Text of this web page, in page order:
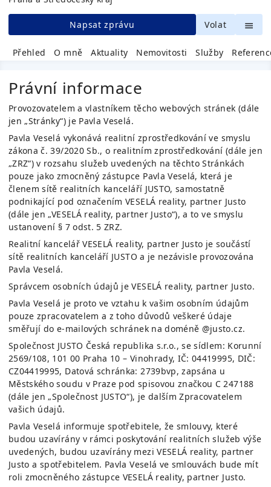
Napsat zprávu Volat
Přehled O mně Aktuality Nemovitosti Služby
Právní informace
Provozovatelem a vlastníkem těcho webových stránek (dále
jen „Stránky“) je Pavla Veselá.
Pavla Veselá vykonává realitní zprostředkování ve smyslu
zákona č. 39/2020 Sb., o realitním zprostředkování (dále jen
„ZRZ“) v rozsahu služeb uvedených na těchto Stránkách
pouze jako zmocněný zástupce Pavla Veselá, která je
členem sítě realitních kanceláří JUSTO, samostatně
podnikající pod označenímVESELÁ reality, partner Justo
(dále jen „VESELÁ reality, partner Justo“), a to ve smyslu
ustanovení § 7 odst. 5 ZRZ.
Realitní kancelářVESELÁ reality, partner Justo je součástí
sítě realitních kanceláří JUSTO a je nezávisle provozována
Pavla Veselá.
Správcem osobních údajů jeVESELÁ reality, partner Justo.
Pavla Veselá je proto ve vztahu k vašim osobním údajům
pouze zpracovatelem a z toho důvodů veškeré údaje
směřují do e-mailových schránek na doméně @justo.cz.
Společnost JUSTO Česká republika s.r.o., se sídlem: Korunní
2569/108, 101 00 Praha 10 – Vinohrady, IČ: 04419995, DIČ:
CZ04419995, Datová schránka: 2739bvp, zapsána u
Městského soudu v Praze pod spisovou značkou C 247188
(dále jen „Společnost JUSTO“), je dalším Zpracovatelem
vašich údajů.
Pavla Veselá informuje spotřebitele, že smlouvy, které
budou uzavírány v rámci poskytování realitních služeb výše
uvedených, budou uzavírány meziVESELÁ reality, partner
Justo a spotřebitelem. Pavla Veselá ve smlouvách bude mít
roli zmocněného zástupce VESELÁ reality, partner Justo.